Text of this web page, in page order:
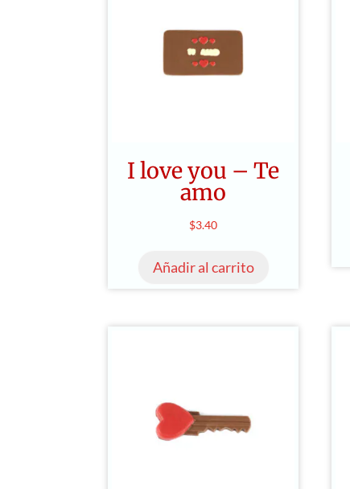
I love you – Te
amo
$3.40
Añadir al carrito